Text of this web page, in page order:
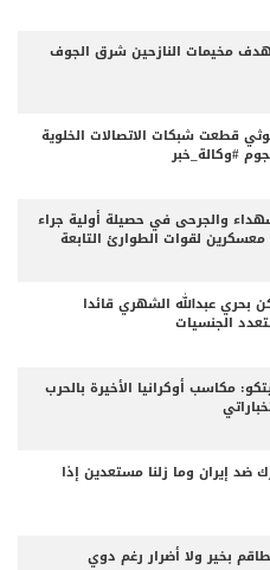
مخيمات النازحين شرق الجوف
قطعت شبكات الاتصالات الخلوية
#وكالة_خبر
مصدر عسكري: عشرات الشهداء والجرحى ‏في حصيلة أولية جراء
لقوات الطوارئ التابعة
بحري عبدالله الشهري قائدا
الجنسيات
مكاسب أوكرانيا الأخيرة بالحرب
ضد إيران وما زلنا مستعدين إذا
بخير ولا أضرار رغم دوي